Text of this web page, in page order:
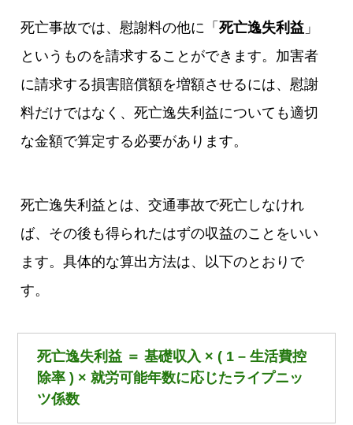
死亡事故では、慰謝料の他に「死亡逸失利益 」
というものを請求することができます。加害者
に請求する損害賠償額を増額させるには、慰謝
料だけではなく、死亡逸失利益についても適切
な金額で算定する必要があります。
死亡逸失利益とは、交通事故で死亡しなけれ
ば、その後も得られたはずの収益のことをいい
ます。具体的な算出方法は、以下のとおりで
す。
死亡逸失利益 ＝ 基礎収入 × ( 1 – 生活費控
除率 ) × 就労可能年数に応じたライプニッ
ツ係数